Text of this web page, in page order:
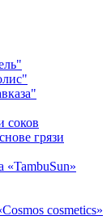
соков
грязи
«TambuSun»
cosmetics»